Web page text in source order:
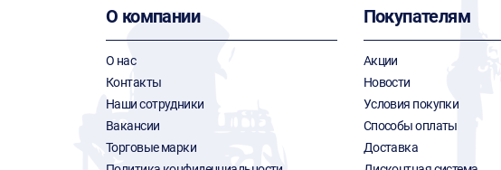
О компании
О нас
Контакты
Наши сотрудники
Вакансии
Торговые марки
Покупателям
Акции
Новости
Условия покупки
Способы оплаты
Доставка